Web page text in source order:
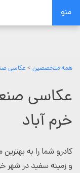
Skip
منو
همه متخصصین > عکاسی
عکاسی
خرم آباد
کادرو شما را به
و زمینه سفید در شهر